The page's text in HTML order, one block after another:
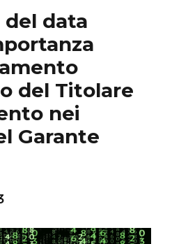
del data
del Titolare
nei
Garante